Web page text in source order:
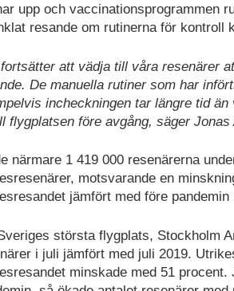
upp och vaccinationsprogrammen
resande om rutinerna för kontroll
att vädja till våra resenärer
De manuella rutiner som har
incheckningen tar längre tid
flygplatsen före avgång, säger Jonas
närmare 1 419 000 resenärerna
motsvarande en
jämfört med före pandemin
största flygplats, Stockholm
i juli jämfört med juli 2019.
minskade med 51